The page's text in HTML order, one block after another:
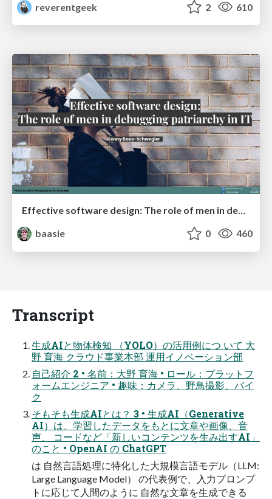
reverentgeek
2 610
Effective software design: The role of men in debugging patriarchy in IT @ Voxxed Days AMS
baasie
0 460
Transcript
⽣成AIと物体検知 （YOLO）の活⽤例につ いて ⼤
野 育海 クラウド事業本部 運⽤イノベーション部
⾃⼰紹介 2 • 名前：⼤野 育海 • ロール：プラットフ
ォームエンジニア • 趣味：カメラ、野⿃撮影、バイ
ク
そもそも⽣成AIとは？ 3 • ⽣成AI（Generative
AI）は、学習したデータをもとに⽂章や画像、⾳
声、 コードなど「新しいコンテンツを⽣み出すAI」
のこと • OpenAI の ChatGPT
は ⾃然⾔語処理に特化した⼤規模⾔語モデル（LLM:
Large Language Model） の代表例で、⼊⼒プロンプ
トに応じて⼈間のように ⾃然な⽂章を⽣成できる